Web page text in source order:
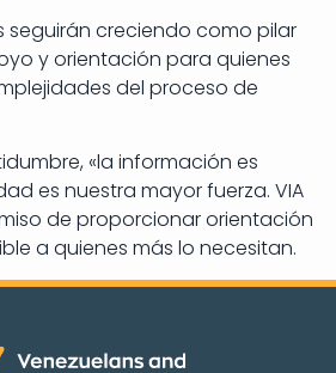
seguirán creciendo como pilar
y orientación para quienes
del proceso de
«la información es
es nuestra mayor fuerza. VIA
de proporcionar orientación
a quienes más lo necesitan.